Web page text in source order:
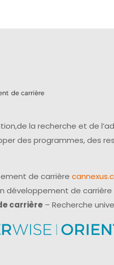
la recherche et de
des programmes, des
de carrière
développement de carrière
carrière – Recherche